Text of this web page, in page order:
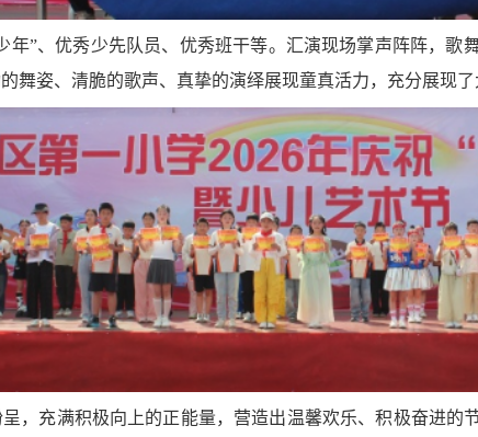
年”、优秀少先队员、优秀班干等。汇演现场掌声阵阵，歌
舞姿、清脆的歌声、真挚的演绎展现童真活力，充分展现
，充满积极向上的正能量，营造出温馨欢乐、积极奋进的